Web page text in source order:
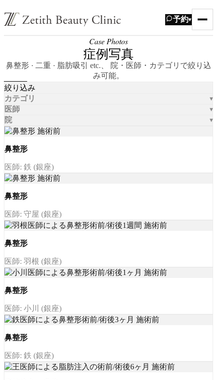
予約▾
Case Photos
症例写真
鼻整形 · 二重 · 脂肪吸引 etc.、 院・医師・カテゴリで絞り込
み可能。
絞り込み
カテゴリ
医師
院
鼻整形
医師: 鉄 (銀座)
鼻整形
医師: 守屋 (銀座)
鼻整形
医師: 羽根 (銀座)
鼻整形
医師: 小川 (銀座)
鼻整形
医師: 鉄 (銀座)